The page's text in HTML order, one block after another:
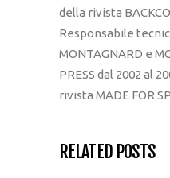
della rivista
Responsabile
MONTAGNARD e
PRESS dal 2002 al
rivista MADE FOR
RELATED POSTS